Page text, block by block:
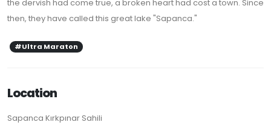
the dervish had come true, a broken heart had cost a town. Since
then, they have called this great lake "Sapanca."
#Ultra Maraton
Location
Sapanca Kırkpınar Sahili